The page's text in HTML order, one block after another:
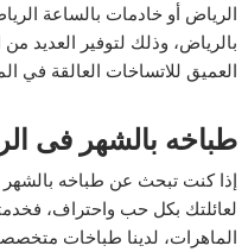
الرياض أو خادمات بالساعة
بالرياض، وذلك لتوفير العديد
العميق للاتساخات العالقة في
طباخه بالشهر فى
إذا كنت تبحث عن طباخه
لعائلتك بكل حب واحتراف،
الماهرات، لدينا طباخات